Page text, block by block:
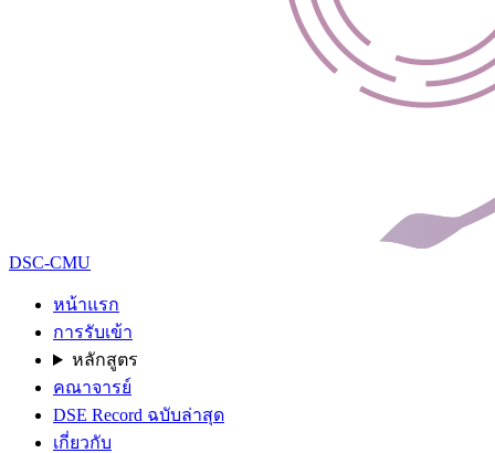
DSC-CMU
หน้าแรก
การรับเข้า
หลักสูตร
คณาจารย์
DSE Record ฉบับล่าสุด
เกี่ยวกับ